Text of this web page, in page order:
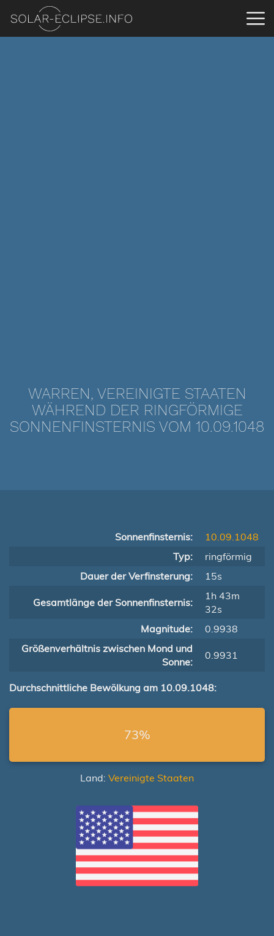
WARREN, VEREINIGTE STAATEN
WÄHREND DER RINGFÖRMIGE
SONNENFINSTERNIS VOM 10.09.1048
Sonnenfinsternis:
10.09.1048
Typ:
ringförmig
Dauer der Verfinsterung:
15s
Gesamtlänge der Sonnenfinsternis:
1h 43m
32s
Magnitude:
0.9938
Größenverhältnis zwischen Mond und
Sonne:
0.9931
Durchschnittliche Bewölkung am 10.09.1048:
73%
Land: Vereinigte Staaten